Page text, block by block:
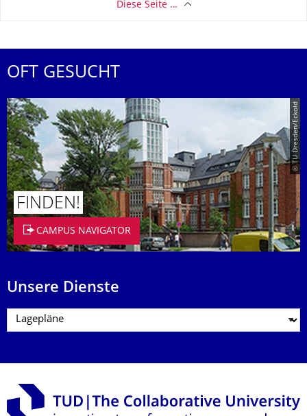
Diese Seite …
OFT GESUCHT
© TU Dresden/Eckold
FINDEN!
CAMPUS NAVIGATOR
Unsere Dienste